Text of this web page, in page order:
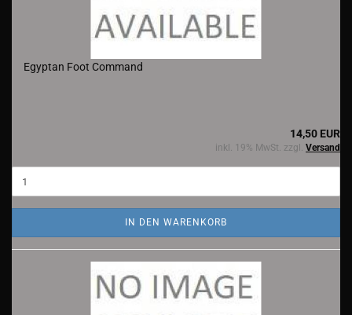
Egyptan Foot Command
14,50 EUR
inkl. 19% MwSt. zzgl. Versand
IN DEN WARENKORB